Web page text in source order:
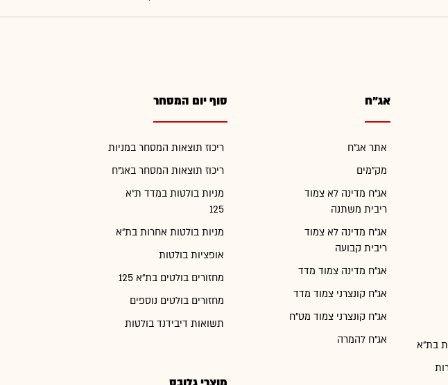
בת"א
אג"ח
אתר אג"ח
מק"מים
אג"ח מדינה לא צמוד
ריבית משתנה
אג"ח מדינה לא צמוד
ריבית קבועה
אג"ח מדינה צמוד מדד
אג"ח קונצרני צמוד מדד
אג"ח קונצרני צמוד מט"ח
אג"ח להמרה
סוף יום המסחר
ריכוז תוצאות המסחר במניות
ריכוז תוצאות המסחר באג"ח
מניות בולטות במדד ת"א
125
מניות בולטות אחרות בת"א
אופציות בולטות
מחזורים בולטים בת"א 125
מחזורים בולטים נוספים
תשואות דיבידנד בולטות